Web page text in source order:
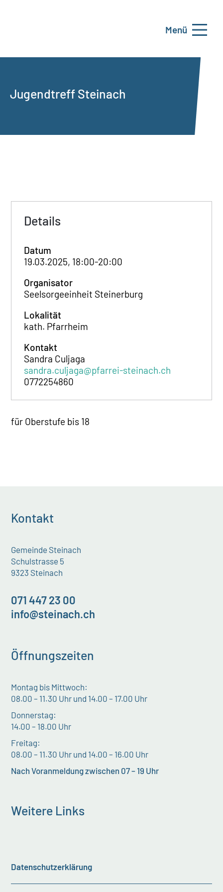
Menü
Jugendtreff Steinach
Details
Datum
19.03.2025, 18:00-20:00
Organisator
Seelsorgeeinheit Steinerburg
Lokalität
kath. Pfarrheim
Kontakt
Sandra Culjaga
sandra.culjaga@pfarrei-steinach.ch
0772254860
für Oberstufe bis 18
Kontakt
Gemeinde Steinach
Schulstrasse 5
9323 Steinach
071 447 23 00
info@steinach.ch
Öffnungszeiten
Montag bis Mittwoch:
08.00 – 11.30 Uhr und 14.00 – 17.00 Uhr
Donnerstag:
14.00 – 18.00 Uhr
Freitag:
08.00 – 11.30 Uhr und 14.00 – 16.00 Uhr
Nach Voranmeldung zwischen 07 – 19 Uhr
Weitere Links
Datenschutzerklärung